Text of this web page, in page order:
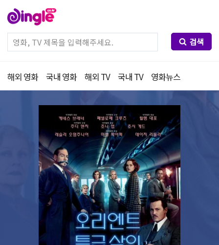
검색
해외 영화 국내 영화 해외 TV 국내 TV 영화뉴스